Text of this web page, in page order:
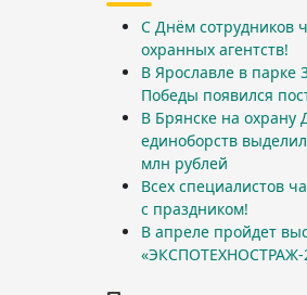
С Днём сотрудников
охранных агентств!
В Ярославле в парке
Победы появился
В Брянске на охрану
единоборств
млн рублей
Всех специалистов
с праздником!
В апреле пройдет
«ЭКСПОТЕХНОСТРАЖ-